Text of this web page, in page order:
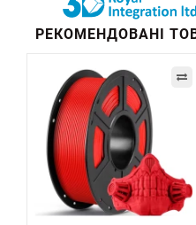
РЕКОМЕНДОВАНІ